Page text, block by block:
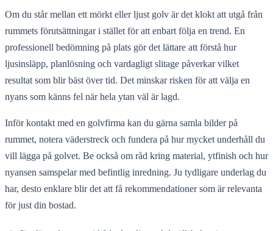
Om du står mellan ett mörkt eller ljust golv är det klokt att utgå från
rummets förutsättningar i stället för att enbart följa en trend. En
professionell bedömning på plats gör det lättare att förstå hur
ljusinsläpp, planlösning och vardagligt slitage påverkar vilket
resultat som blir bäst över tid. Det minskar risken för att välja en
nyans som känns fel när hela ytan väl är lagd.
Inför kontakt med en golvfirma kan du gärna samla bilder på
rummet, notera väderstreck och fundera på hur mycket underhåll du
vill lägga på golvet. Be också om råd kring material, ytfinish och hur
nyansen samspelar med befintlig inredning. Ju tydligare underlag du
har, desto enklare blir det att få rekommendationer som är relevanta
för just din bostad.